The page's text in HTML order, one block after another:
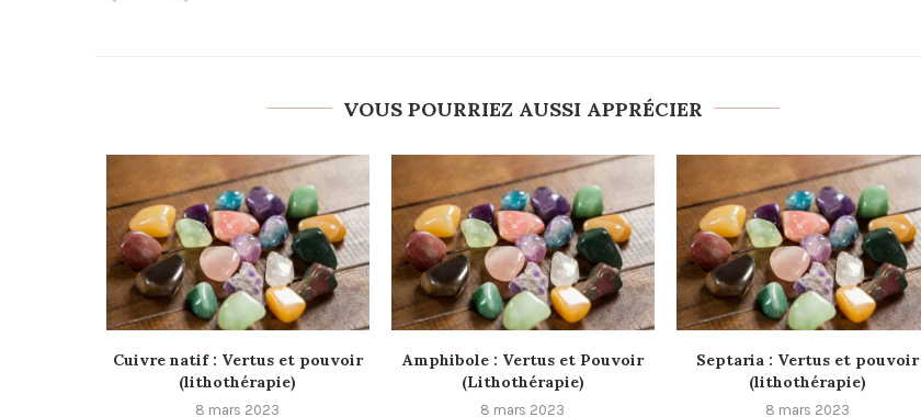
VOUS POURRIEZ AUSSI APPRÉCIER
Cuivre natif : Vertus et pouvoir
(lithothérapie)
8 mars 2023
Amphibole : Vertus et Pouvoir
(Lithothérapie)
8 mars 2023
Septaria : Vertus et pouvoir
(lithothérapie)
8 mars 2023